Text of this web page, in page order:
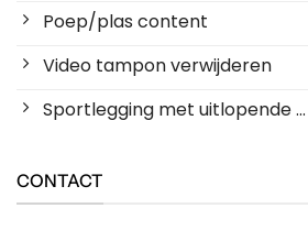
Poep/plas content
Video tampon verwijderen
Sportlegging met uitlopende ...
CONTACT